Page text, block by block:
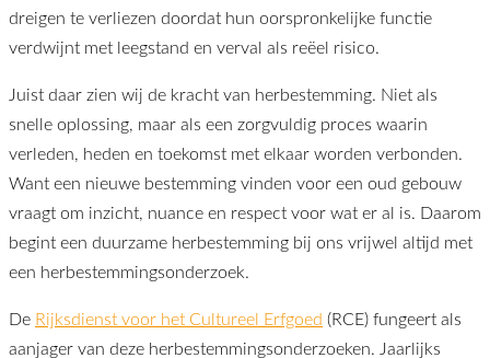
dreigen te verliezen doordat hun oorspronkelijke functie
verdwijnt met leegstand en verval als reëel risico.
Juist daar zien wij de kracht van herbestemming. Niet als
snelle oplossing, maar als een zorgvuldig proces waarin
verleden, heden en toekomst met elkaar worden verbonden.
Want een nieuwe bestemming vinden voor een oud gebouw
vraagt om inzicht, nuance en respect voor wat er al is. Daarom
begint een duurzame herbestemming bij ons vrijwel altijd met
een herbestemmingsonderzoek.
De Rijksdienst voor het Cultureel Erfgoed (RCE) fungeert als
aanjager van deze herbestemmingsonderzoeken. Jaarlijks